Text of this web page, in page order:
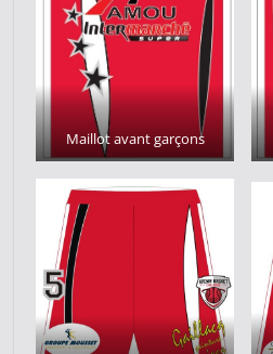
Maillot avant garçons